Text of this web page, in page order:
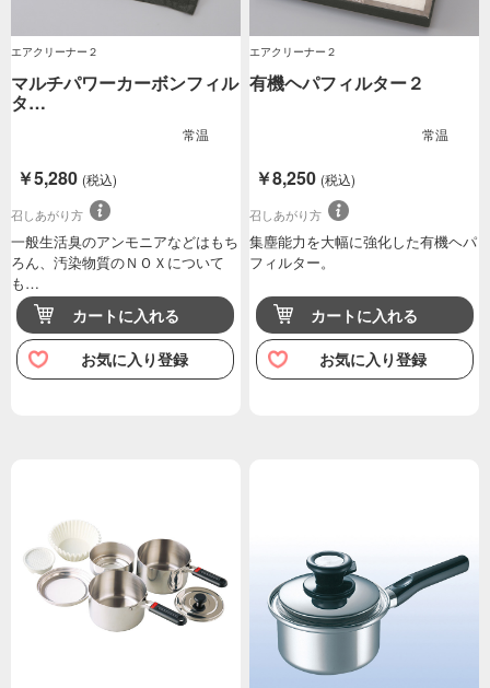
エアクリーナー２
マルチパワーカーボンフィル
タ…
常温
￥5,280 (税込)
召しあがり方
一般生活臭のアンモニアなどはもち
ろん、汚染物質のＮＯＸについて
も…
カートに入れる
お気に入り登録
エアクリーナー２
有機ヘパフィルター２
常温
￥8,250 (税込)
召しあがり方
集塵能力を大幅に強化した有機ヘパ
フィルター。
カートに入れる
お気に入り登録